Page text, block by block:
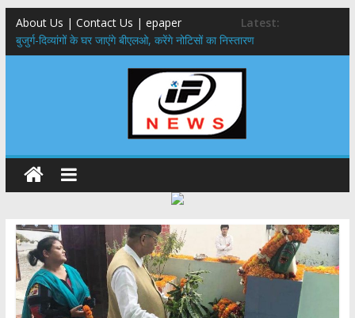
About Us | Contact Us | epaper
Latest:
बुजुर्ग-दिव्यांगों के घर जाएंगे बीएलओ, करेंगे नोटिसों का निस्तारण
24×7 अलर्ट मोड में रहें अधिकारी-मुख्य सचिव मानसून-एसईओसी से मुख्य सचिव ने
की विस्तृत समीक्षा कहा-बंद सड़कों को शीघ्र खोला जाए, लोगों को न हो दिक्कत
459 करोड़ से एचएनबी गढ़वाल विश्वविद्यालय में अनुसंधान संरचना होगी सुदृढ,उच्च
शिक्षा मंत्री धन सिंह रावत ने नवनियुक्त केन्द्रीय शिक्षा मंत्री से की मुलाकात
मुख्यमंत्री से महानिदेशक एनसीसी ने की शिष्टाचार भेंट,उत्तराखण्ड में एनसीसी के
विस्तार एवं आधुनिक आधारभूत संरचना के विकास पर हुई महत्वपूर्ण चर्चा
एमडीडीए बोर्ड बैठक, देहरादून और मसूरी के विकास के लिए 25 बड़े प्रस्तावों को मिली
हरी झंडी